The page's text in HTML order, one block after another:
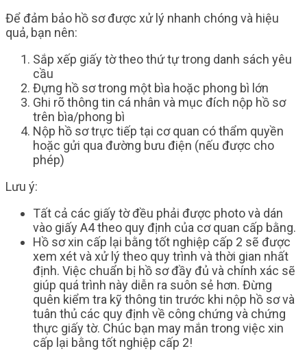
Để đảm bảo hồ sơ được xử lý nhanh chóng và hiệu
quả, bạn nên:
Sắp xếp giấy tờ theo thứ tự trong danh sách yêu
cầu
Đựng hồ sơ trong một bìa hoặc phong bì lớn
Ghi rõ thông tin cá nhân và mục đích nộp hồ sơ
trên bìa/phong bì
Nộp hồ sơ trực tiếp tại cơ quan có thẩm quyền
hoặc gửi qua đường bưu điện (nếu được cho
phép)
Lưu ý:
Tất cả các giấy tờ đều phải được photo và dán
vào giấy A4 theo quy định của cơ quan cấp bằng.
Hồ sơ xin cấp lại bằng tốt nghiệp cấp 2 sẽ được
xem xét và xử lý theo quy trình và thời gian nhất
định. Việc chuẩn bị hồ sơ đầy đủ và chính xác sẽ
giúp quá trình này diễn ra suôn sẻ hơn. Đừng
quên kiểm tra kỹ thông tin trước khi nộp hồ sơ và
tuân thủ các quy định về công chứng và chứng
thực giấy tờ. Chúc bạn may mắn trong việc xin
cấp lại bằng tốt nghiệp cấp 2!